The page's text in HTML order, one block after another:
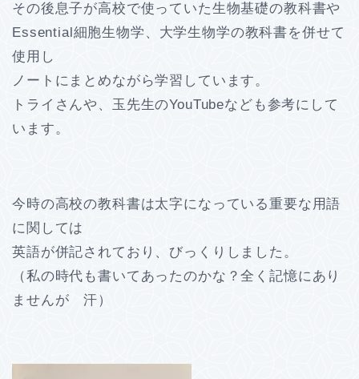
その後息子が高校で使っていた生物基礎の教科書や
Essential細胞生物学、大学生物学の教科書を併せて
使用し
ノートにまとめながら学習しています。
トライさんや、玉先生のYouTubeなども参考にして
います。
今時の高校の教科書は太字になっている重要な用語
に関しては
英語が併記されており、びっくりしました。
（私の時代も書いてあったのかな？全く記憶にあり
ませんが 汗）